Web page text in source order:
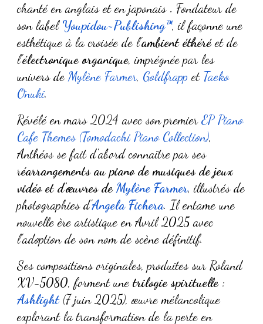
chanté en anglais et en japonais. Fondateur de
son label Youpidou~Publishing™, il façonne une
esthétique à la croisée de l'ambient éthéréet de
l'électronique organique, imprégnée par les
univers deMylène Farmer, Goldfrapp et Taeko
Ōnuki.
Révélé enmars2024 avec son premierEP Piano
Cafe Themes (Tomodachi Piano Collection),
Anthéos se fait d'abord connaître par ses
réarrangements au piano de musiques de jeux
vidéo et d'œuvres deMylène Farmer,illustrés de
photographies d'Angela Fichera. Il entame une
nouvelle ère artistique en Avril 2025 avec
l'adoption de son nom de scène définitif.
Ses compositions originales, produites sur Roland
XV-5080, forment unetrilogie spirituelle:
Ashlight (7 juin 2025), œuvre mélancolique
explorant la transformation de la perte en